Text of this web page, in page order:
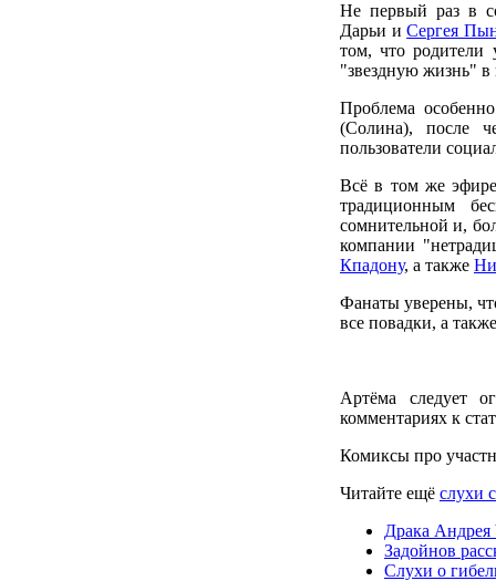
Не первый раз в
Дарьи иСергея
том, что родители
"звездную жизнь" в
Проблема
(Солина), после
пользователи
Всё в том же
традиционным
сомнительной и,
компании
Кпадону, а также
Фанаты уверены,
все повадки, а
Артёма следует
комментариях к
Комиксы про
Читайте ещё слухи
Драка Андрея
Задойнов
Слухи о